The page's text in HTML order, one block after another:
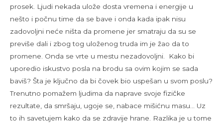
prosek. Ljudi nekada ulože dosta vremena i energije u
nešto i počnu time da se bave i onda kada ipak nisu
zadovoljni neće ništa da promene jer smatraju da su se
previše dali i zbog tog uloženog truda im je žao da to
promene. Onda se vrte u mestu nezadovoljni. Kako bi
uporedio iskustvo posla na brodu sa ovim kojim se sada
baviš? Šta je ključno da bi čovek bio uspešan u svom poslu?
Trenutno pomažem ljudima da naprave svoje fizičke
rezultate, da smršaju, ugoje se, nabace mišićnu masu… Uz
to ih savetujem kako da se zdravije hrane. Razlika je u tome